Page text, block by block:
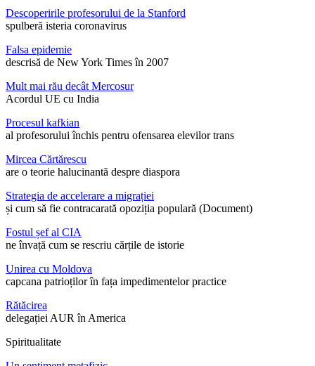
Descoperirile profesorului de la Stanford
spulberă isteria coronavirus
Falsa epidemie
descrisă de New York Times în 2007
Mult mai rău decât Mercosur
Acordul UE cu India
Procesul kafkian
al profesorului închis pentru ofensarea elevilor trans
Mircea Cărtărescu
are o teorie halucinantă despre diaspora
Strategia de accelerare a migrației
și cum să fie contracarată opoziția populară (Document)
Fostul șef al CIA
ne învață cum se rescriu cărțile de istorie
Unirea cu Moldova
capcana patrioților în fața impedimentelor practice
Rătăcirea
delegației AUR în America
Spiritualitate